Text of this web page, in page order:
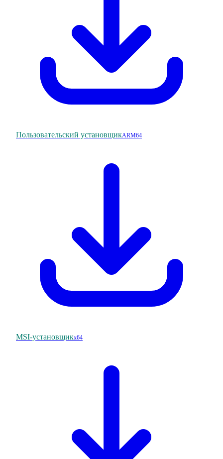
Пользовательский установщикARM64
MSI-установщикx64